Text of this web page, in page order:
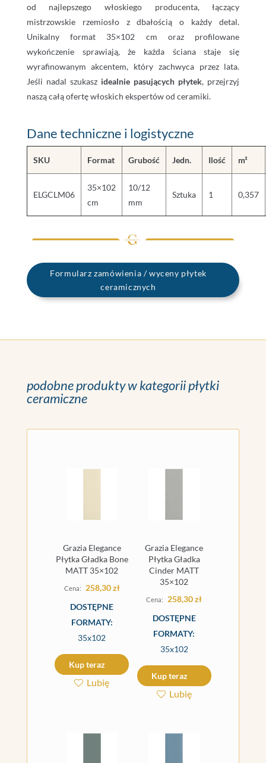
od najlepszego włoskiego producenta, łączący
mistrzowskie rzemiosło z dbałością o każdy detal.
Unikalny format 35×102 cm oraz profilowane
wykończenie sprawiają, że każda ściana staje się
wyrafinowanym akcentem, który zachwyca przez lata.
Jeśli nadal szukasz idealnie pasujących płytek, przejrzyj
naszą całą ofertę włoskich ekspertów od ceramiki.
Dane techniczne i logistyczne
SKU Format Grubość Jedn. Ilość m²
ELGCLM06
35×102
cm
10/12
mm
Sztuka 1 0,357
Formularz zamówienia / wyceny płytek
ceramicznych
podobne produkty w kategorii płytki
ceramiczne
Grazia Elegance
Płytka Gładka Bone
MATT 35×102
258,30zł
DOSTĘPNE
FORMATY:
35x102
Kup teraz
Lubię
Grazia Elegance
Płytka Gładka
Cinder MATT
35×102
258,30zł
DOSTĘPNE
FORMATY:
35x102
Kup teraz
Lubię